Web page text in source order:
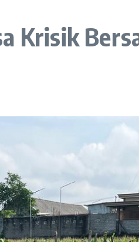
Krisik